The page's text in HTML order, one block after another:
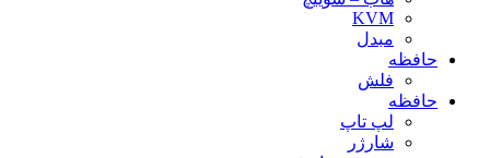
KVM
مبدل
حافظه
فلش
حافظه
لپ تاپ
شارژر